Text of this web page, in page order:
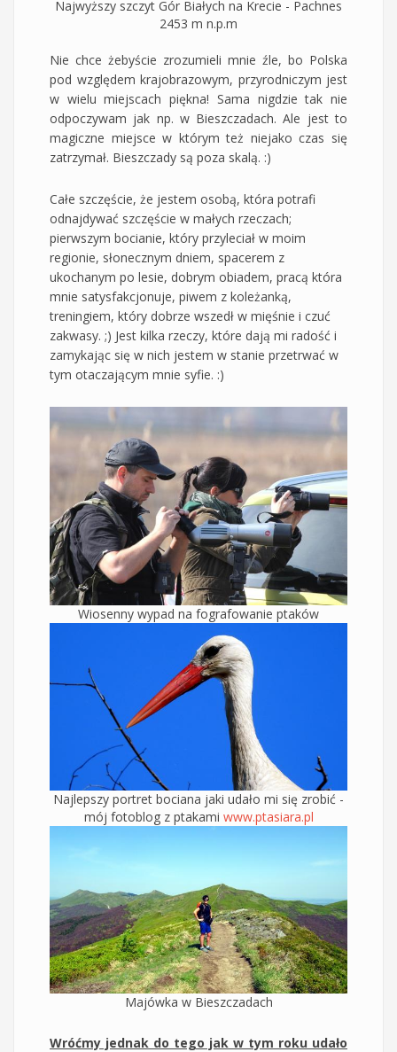
Najwyższy szczyt Gór Białych na Krecie - Pachnes
2453 m n.p.m
Nie chce żebyście zrozumieli mnie źle, bo Polska
pod względem krajobrazowym, przyrodniczym jest
w wielu miejscach piękna! Sama nigdzie tak nie
odpoczywam jak np. w Bieszczadach. Ale jest to
magiczne miejsce w którym też niejako czas się
zatrzymał. Bieszczady są poza skalą. :)
Całe szczęście, że jestem osobą, która potrafi
odnajdywać szczęście w małych rzeczach;
pierwszym bocianie, który przyleciał w moim
regionie, słonecznym dniem, spacerem z
ukochanym po lesie, dobrym obiadem, pracą która
mnie satysfakcjonuje, piwem z koleżanką,
treningiem, który dobrze wszedł w mięśnie i czuć
zakwasy. ;) Jest kilka rzeczy, które dają mi radość i
zamykając się w nich jestem w stanie przetrwać w
tym otaczającym mnie syfie. :)
Wiosenny wypad na fografowanie ptaków
Najlepszy portret bociana jaki udało mi się zrobić -
mój fotoblog z ptakami www.ptasiara.pl
Majówka w Bieszczadach
Wróćmy jednak do tego jak w tym roku udało